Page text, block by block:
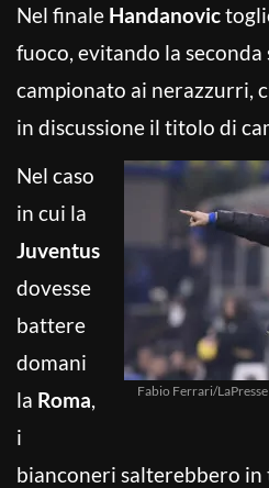
Nel finale Handanovic
fuoco, evitando la
campionato ai nerazzurri,
in discussione il titolo di
Fabio Ferrari/LaPresse
Nel caso
in cui la
Juventus
dovesse
battere
domani
la Roma,
i
bianconeri salterebbero in